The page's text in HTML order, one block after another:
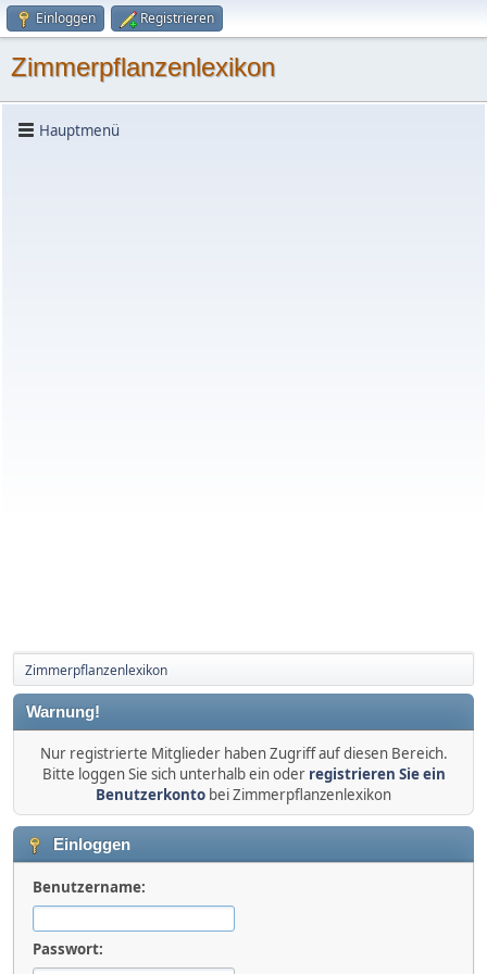
Einloggen Registrieren
Zimmerpflanzenlexikon
Hauptmenü
Zimmerpflanzenlexikon
Warnung!
Nur registrierte Mitglieder haben Zugriff auf diesen Bereich.
Bitte loggen Sie sich unterhalb ein oder registrieren Sie ein
Benutzerkonto bei Zimmerpflanzenlexikon
Einloggen
Benutzername:
Passwort: